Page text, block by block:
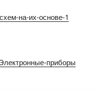
на-их-основе-1
приборы